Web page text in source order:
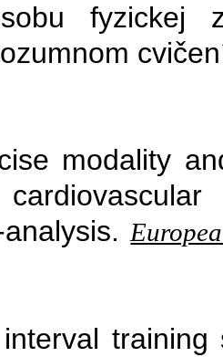
fyzickej
modality